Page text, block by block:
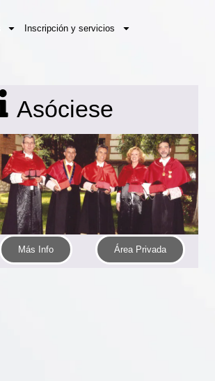
Inscripción y servicios
Asóciese
Más Info Área Privada